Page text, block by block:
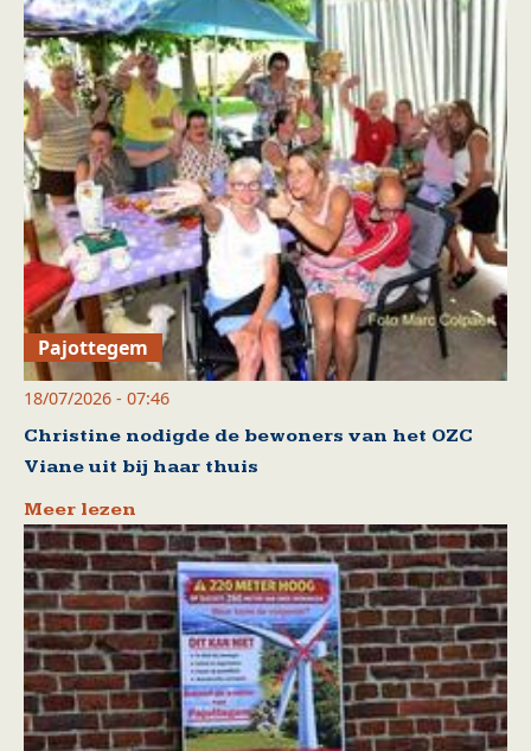
Pajottegem
18/07/2026 - 07:46
Christine nodigde de bewoners van het OZC
Viane uit bij haar thuis
Meer lezen